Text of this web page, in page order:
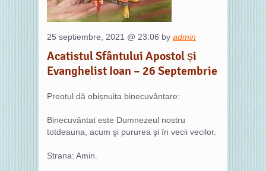
25 septiembre, 2021 @ 23:06 by admin
Acatistul Sfântului Apostol și
Evanghelist Ioan – 26 Septembrie
Preotul dă obișnuita binecuvântare:
Binecuvântat este Dumnezeul nostru
totdeauna, acum şi pururea şi în vecii vecilor.
Strana: Amin.